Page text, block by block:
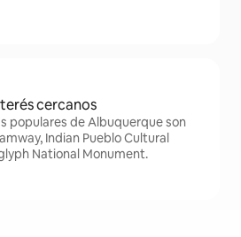
cercanos
populares de Albuquerque son
Indian Pueblo Cultural
National Monument.